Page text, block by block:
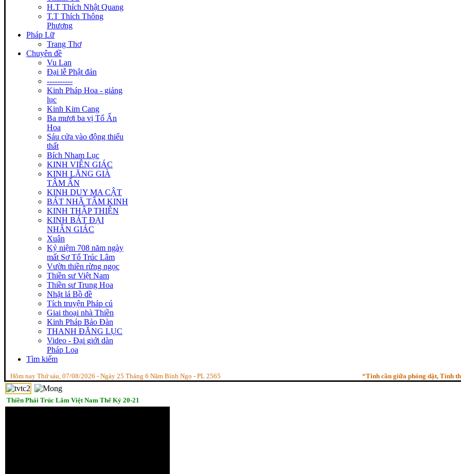
H.T Thích Nhật Quang
T.T Thích Thông
Phương
Pháp Lữ
Trang Thơ
Chuyên đề
Vu Lan
Đại lễ Phật đản
----------
Kinh Pháp Hoa - giảng
lục
Kinh Kim Cang
Ba mươi ba vị Tổ Ấn
Hoa
Sáu cửa vào động thiếu
thất
Bích Nham Lục
KINH VIÊN GIÁC
KINH LĂNG GIÀ
TÂM ẤN
KINH DUY MA CẬT
BÁT NHÃ TÂM KINH
KINH THẬP THIỆN
KINH BÁT ĐẠI
NHÂN GIÁC
Xuân
Kỷ niệm 708 năm ngày
mất Sơ Tổ Trúc Lâm
Vườn thiền rừng ngọc
Thiền sư Việt Nam
Thiền sư Trung Hoa
Nhặt lá Bồ đề
Tích truyện Pháp cú
Giai thoại nhà Thiền
Kinh Pháp Bảo Đàn
THANH ĐĂNG LỤC
Video - Đại giới dàn
Pháp Loa
Tìm kiếm
Hôm nay Thứ sáu, 07/08/2026 - Ngày 25 Tháng 6 Năm Bính Ngọ - PL 2565 “Tinh cần giữa phóng dật, Tỉnh thức
Thiền Phái Trúc Lâm Việt Nam Thế Kỷ 20-21